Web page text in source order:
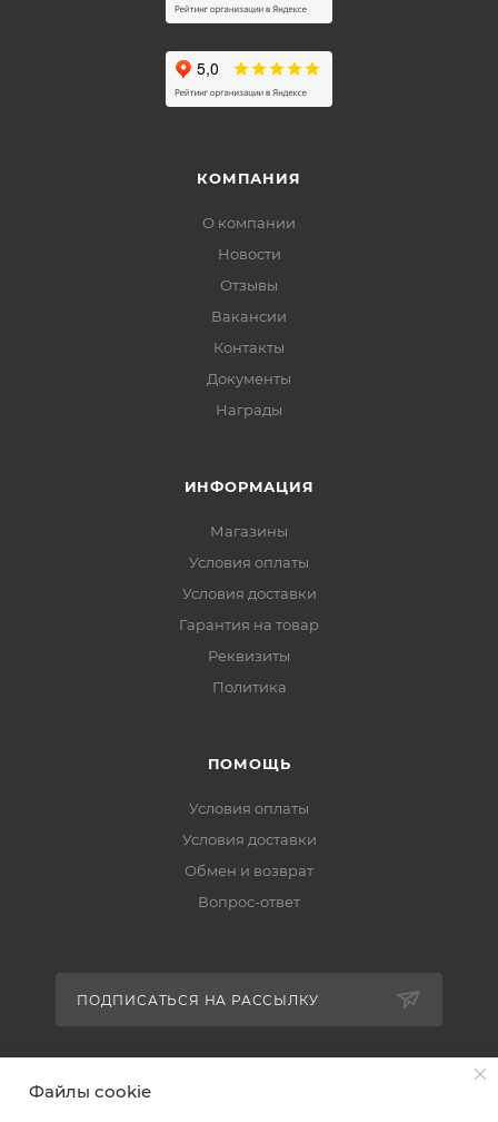
КОМПАНИЯ
О компании
Новости
Отзывы
Вакансии
Контакты
Документы
Награды
ИНФОРМАЦИЯ
Магазины
Условия оплаты
Условия доставки
Гарантия на товар
Реквизиты
Политика
ПОМОЩЬ
Условия оплаты
Условия доставки
Обмен и возврат
Вопрос-ответ
ПОДПИСАТЬСЯ НА РАССЫЛКУ
Файлы cookie